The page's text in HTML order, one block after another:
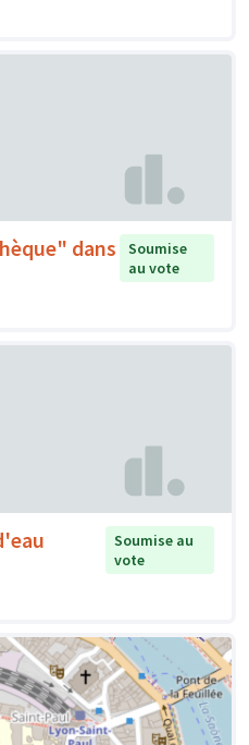
dans
Soumise
au vote
Soumise au
vote